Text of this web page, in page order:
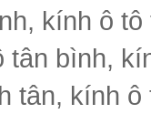
kính ô
tân bình,
tân, kính